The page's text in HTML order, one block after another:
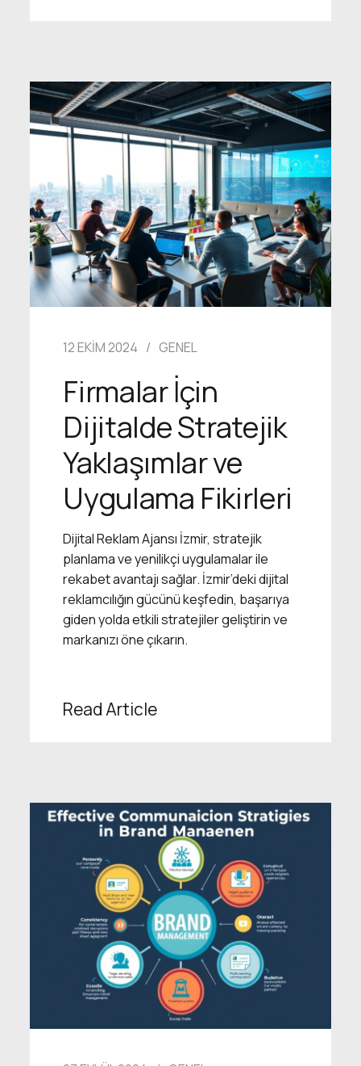
12 EKIM 2024 GENEL
Firmalar İçin
Dijitalde Stratejik
Yaklaşımlar ve
Uygulama Fikirleri
Dijital Reklam Ajansı İzmir, stratejik
planlama ve yenilikçi uygulamalar ile
rekabet avantajı sağlar. İzmir’deki dijital
reklamcılığın gücünü keşfedin, başarıya
giden yolda etkili stratejiler geliştirin ve
markanızı öne çıkarın.
Read Article